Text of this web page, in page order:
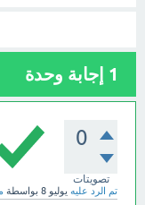
1 إجابة وحدة
0
تصويتات
تم الرد عليه يوليو 8 بواسطة